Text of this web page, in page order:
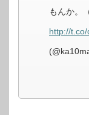
もんか。
http://